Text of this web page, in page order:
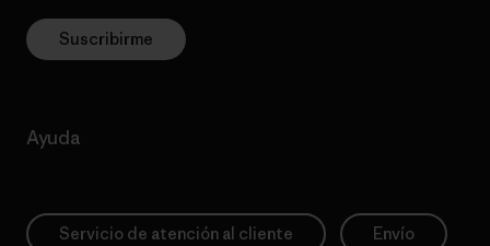
Suscribirme
Ayuda
Servicio de atención al cliente Envío